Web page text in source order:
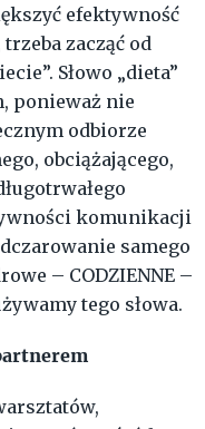
efektywność
zacząć od
Słowo „dieta”
ponieważ nie
odbiorze
obciążającego,
komunikacji
samego
– CODZIENNE –
tego słowa.